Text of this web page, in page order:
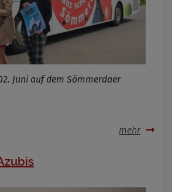
Juni auf dem Sömmerdaer
mehr